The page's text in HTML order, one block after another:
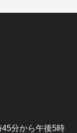
分から午後5時